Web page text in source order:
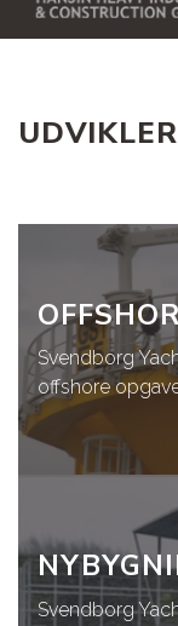
Svendborg
offshore
Svendborg